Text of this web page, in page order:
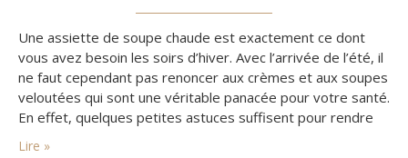
Une assiette de soupe chaude est exactement ce dont
vous avez besoin les soirs d’hiver. Avec l’arrivée de l’été, il
ne faut cependant pas renoncer aux crèmes et aux soupes
veloutées qui sont une véritable panacée pour votre santé.
En effet, quelques petites astuces suffisent pour rendre
les soupes appétissantes et attrayantes même lorsque
Lire »